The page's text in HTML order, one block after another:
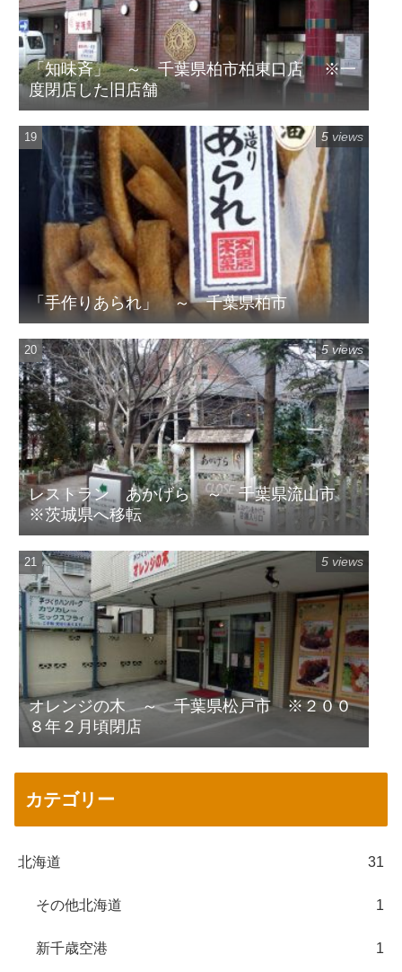
「知味斉」 ～ 千葉県柏市柏東口店 ※一
度閉店した旧店舗
「手作りあられ」 ～ 千葉県柏市
5 views
レストラン あかげら ～ 千葉県流山市
※茨城県へ移転
5 views
オレンジの木 ～ 千葉県松戸市 ※２００
８年２月頃閉店
5 views
カテゴリー
北海道 31
その他北海道 1
新千歳空港 1